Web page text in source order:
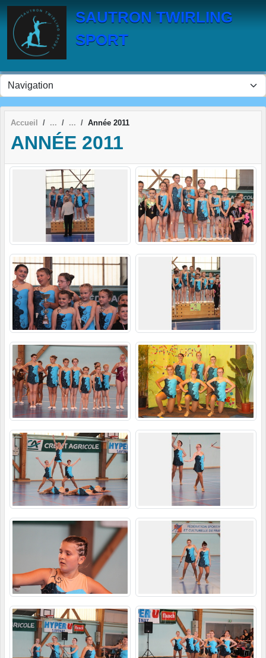
SAUTRON TWIRLING
SPORT
Accueil Année 2011
ANNÉE 2011
Panneau de gestion des cookies